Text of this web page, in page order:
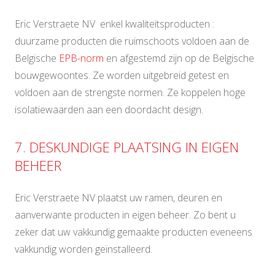
Eric Verstraete NV enkel kwaliteitsproducten :
duurzame producten die ruimschoots voldoen aan de
Belgische EPB-norm en afgestemd zijn op de Belgische
bouwgewoontes. Ze worden uitgebreid getest en
voldoen aan de strengste normen. Ze koppelen hoge
isolatiewaarden aan een doordacht design.
7. DESKUNDIGE PLAATSING IN EIGEN
BEHEER
Eric Verstraete NV plaatst uw ramen, deuren en
aanverwante producten in eigen beheer. Zo bent u
zeker dat uw vakkundig gemaakte producten eveneens
vakkundig worden geïnstalleerd.